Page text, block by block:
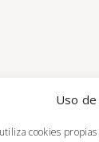
Uso
cookies